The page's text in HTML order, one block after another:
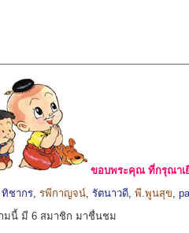
ขอบพระคุณ ที่กรุณาเ
ชากร, รพีกาญจน์, รัตนาวดี, พี.พูนสุข
มนี้ มี 6 สมาชิก มาชื่นชม